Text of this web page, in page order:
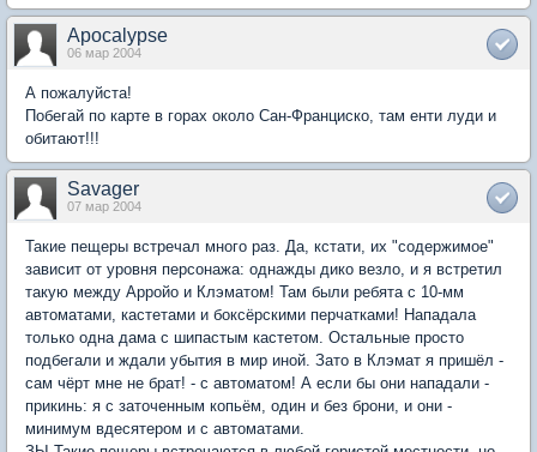
Apocalypse
06 мар 2004
А пожалуйста!
Побегай по карте в горах около Сан-Франциско, там енти луди и
обитают!!!
Savager
07 мар 2004
Такие пещеры встречал много раз. Да, кстати, их "содержимое"
зависит от уровня персонажа: однажды дико везло, и я встретил
такую между Арройо и Клэматом! Там были ребята с 10-мм
автоматами, кастетами и боксёрскими перчатками! Нападала
только одна дама с шипастым кастетом. Остальные просто
подбегали и ждали убытия в мир иной. Зато в Клэмат я пришёл -
сам чёрт мне не брат! - с автоматом! А если бы они нападали -
прикинь: я с заточенным копьём, один и без брони, и они -
минимум вдесятером и с автоматами.